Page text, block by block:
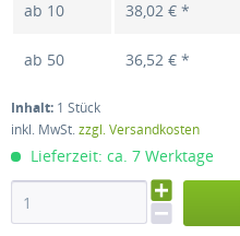
ab 10 38,02 € *
ab 50 36,52 € *
Inhalt: 1 Stück
inkl. MwSt.zzgl. Versandkosten
Lieferzeit: ca. 7 Werktage